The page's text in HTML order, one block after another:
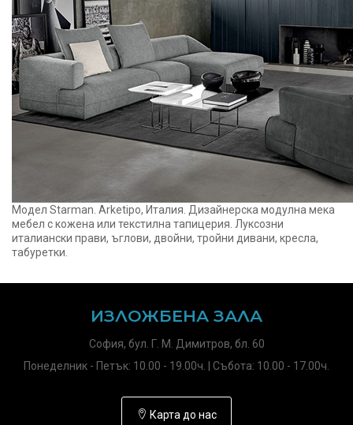
Модел Starman. Arketipo, Италия. Дизайнерска модулна мека
мебел с кожена или текстилна тапицерия. Луксозни
италиански прави, ъглови, двойни, тройни дивани, кресла,
табуретки.
ИЗЛОЖБЕНА ЗАЛА
София, бул. Г. М. Димитров, бл. 60
Понеделник - Петък: 10.00 - 19.00ч. | Събота: 10.00 - 17.00ч.
Карта до нас